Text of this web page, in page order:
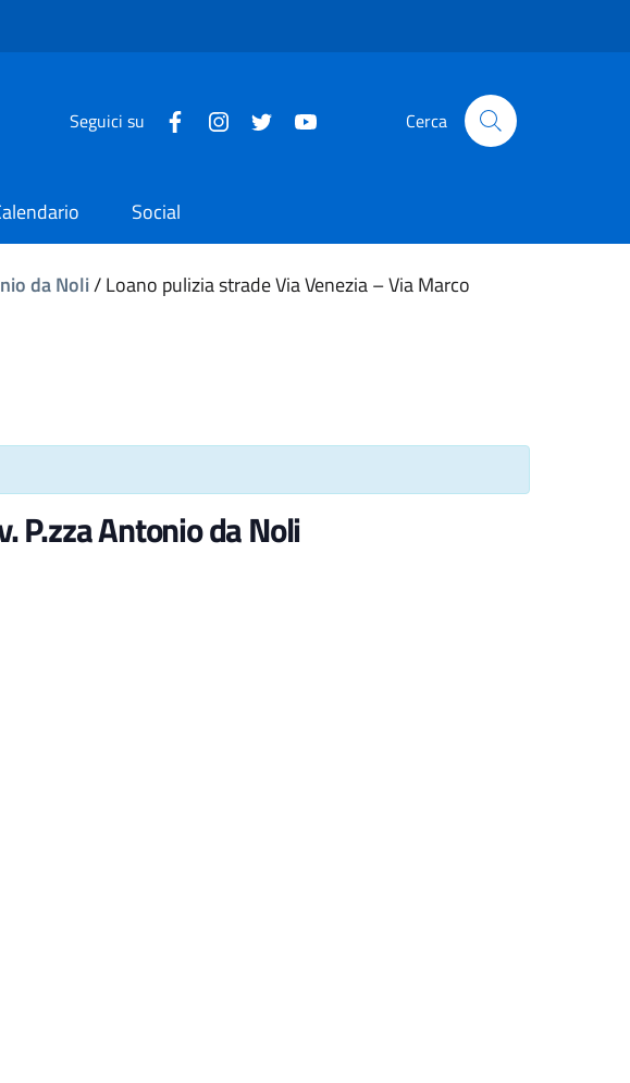
Seguici su Cerca
Social
da Noli/Loano pulizia strade Via Venezia – Via Marco
P.zza Antonio da Noli